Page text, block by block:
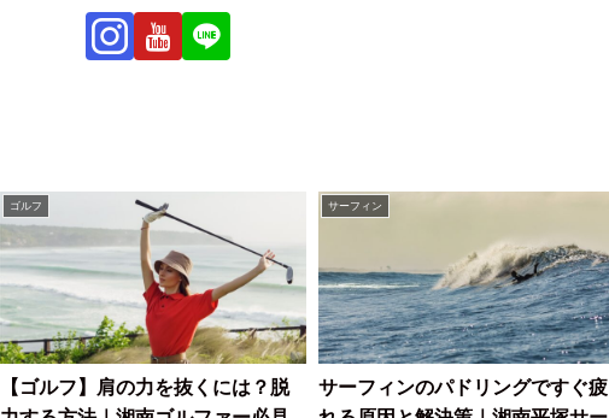
ゴルフ
【ゴルフ】肩の力を抜くには？脱
サーフィン
サーフィンのパドリングですぐ疲